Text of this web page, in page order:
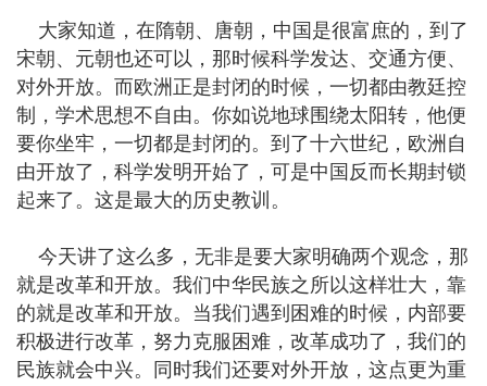
大家知道，在隋朝、唐朝，中国是很富庶的，到了
宋朝、元朝也还可以，那时候科学发达、交通方便、
对外开放。而欧洲正是封闭的时候，一切都由教廷控
制，学术思想不自由。你如说地球围绕太阳转，他便
要你坐牢，一切都是封闭的。到了十六世纪，欧洲自
由开放了，科学发明开始了，可是中国反而长期封锁
起来了。这是最大的历史教训。
今天讲了这么多，无非是要大家明确两个观念，那
就是改革和开放。我们中华民族之所以这样壮大，靠
的就是改革和开放。当我们遇到困难的时候，内部要
积极进行改革，努力克服困难，改革成功了，我们的
民族就会中兴。同时我们还要对外开放，这点更为重